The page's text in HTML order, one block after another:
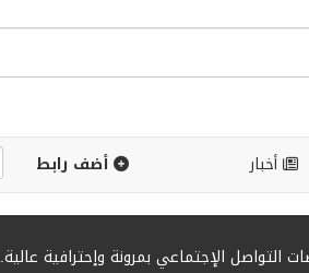
أخبار أضف رابط
الإجتماعي بمرونة وإحترافية عالية.